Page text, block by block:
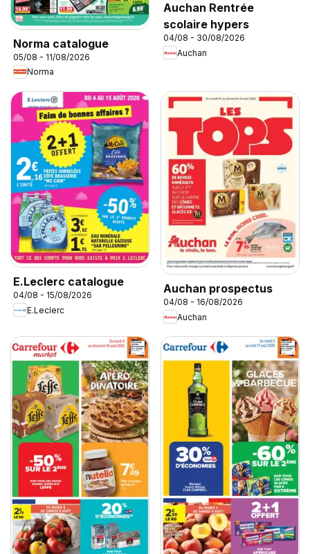
Norma catalogue
05/08 - 11/08/2026
Norma
Auchan Rentrée
scolaire hypers
04/08 - 30/08/2026
Auchan
E.Leclerc catalogue
04/08 - 15/08/2026
E.Leclerc
Auchan prospectus
04/08 - 16/08/2026
Auchan